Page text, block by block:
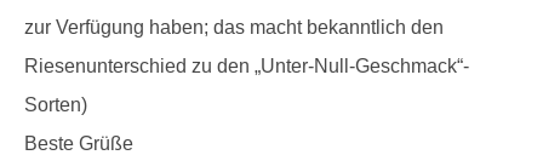
zur Verfügung haben; das macht bekanntlich den
Riesenunterschied zu den „Unter-Null-Geschmack“-
Sorten)
Beste Grüße